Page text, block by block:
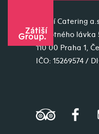
Zátiší Catering
Novotného lávka
110 00 Praha 1,
IČO: 15269574 /